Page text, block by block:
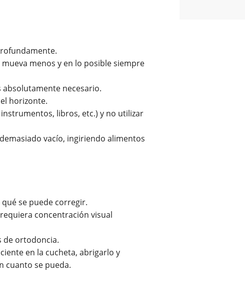
menos y en lo posible siempre
necesario.
horizonte.
libros, etc.) y no utilizar
vacío, ingiriendo alimentos
se puede corregir.
concentración visual
de ortodoncia.
en la cucheta, abrigarlo y
cuanto se pueda.